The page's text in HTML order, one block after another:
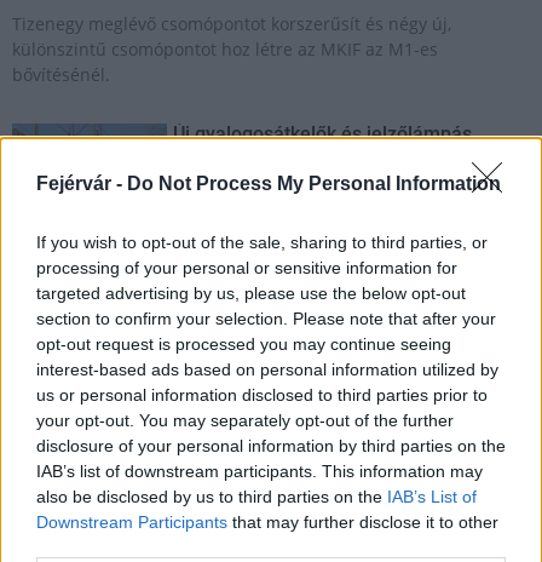
Fejérvár - Do Not Process My Personal Information
If you wish to opt-out of the sale, sharing to third parties, or
processing of your personal or sensitive information for
targeted advertising by us, please use the below opt-out
section to confirm your selection. Please note that after your
opt-out request is processed you may continue seeing
interest-based ads based on personal information utilized by
us or personal information disclosed to third parties prior to
your opt-out. You may separately opt-out of the further
disclosure of your personal information by third parties on the
IAB’s list of downstream participants. This information may
also be disclosed by us to third parties on the IAB’s List of
Downstream Participants that may further disclose it to other
Tizenegy meglévő csomópontot korszerűsít és négy új,
különszintű csomópontot hoz létre az MKIF az M1-es
bővítésénél.
Új gyalogosátkelők és jelzőlámpás
Másfélszeresére bővítik
Hódmezővásárhely jó hírű református
iskoláját
Látványos építési szakasz indult be a
Flórián téri felüljárón
Paks II.: Mit jelent az 5. blokk új
mérföldköve a felülvizsgálat